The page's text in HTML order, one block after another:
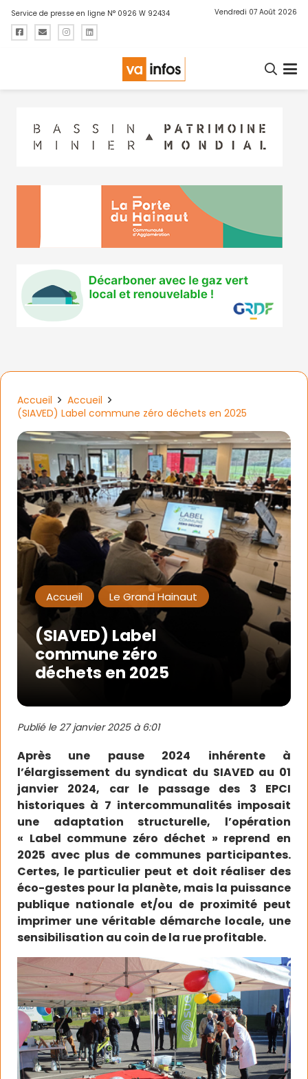
Service de presse en ligne N° 0926 W 92434 Vendredi 07 Août 2026
Accueil
Accueil
(SIAVED) Label commune zéro déchets en 2025
Accueil Le Grand Hainaut
(SIAVED) Label
commune zéro
déchets en 2025
Publié le27 janvier 2025 à 6:01
Après une pause 2024 inhérente à
l’élargissement du syndicat du SIAVED au 01
janvier 2024, car le passage des 3 EPCI
historiques à 7 intercommunalités imposait
une adaptation structurelle, l’opération
« Label commune zéro déchet » reprend en
2025 avec plus de communes participantes.
Certes, le particulier peut et doit réaliser des
éco-gestes pour la planète, mais la puissance
publique nationale et/ou de proximité peut
imprimer une véritable démarche locale, une
sensibilisation au coin de la rue profitable.